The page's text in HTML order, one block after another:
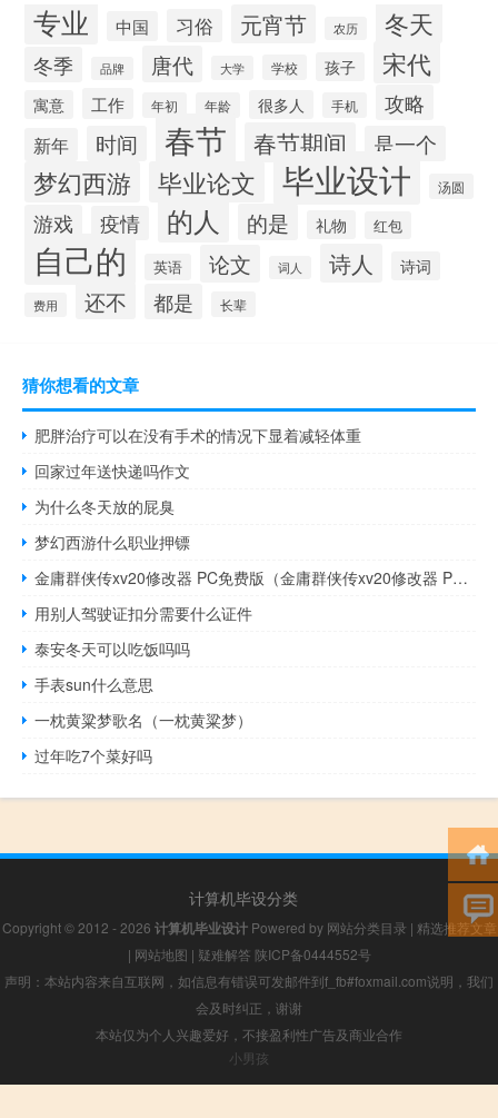
专业 中国 习俗 元宵节 农历 冬天
冬季 品牌 唐代 大学 学校 孩子 宋代
寓意 工作 年初 年龄 很多人 手机 攻略
新年 时间 春节 春节期间 是一个
梦幻西游 毕业论文 毕业设计 汤圆
游戏 疫情 的人 的是 礼物 红包
自己的 英语 论文 词人 诗人 诗词
费用 还不 都是 长辈
猜你想看的文章
肥胖治疗可以在没有手术的情况下显着减轻体重
回家过年送快递吗作文
为什么冬天放的屁臭
梦幻西游什么职业押镖
金庸群侠传xv20修改器 PC免费版（金庸群侠传xv20修改器 PC免费版功能简介）
用别人驾驶证扣分需要什么证件
泰安冬天可以吃饭吗吗
手表sun什么意思
一枕黄粱梦歌名（一枕黄粱梦）
过年吃7个菜好吗
计算机毕设分类
Copyright © 2012 - 2026 计算机毕业设计Powered by 网站分类目录 | 精选推荐文章
| 网站地图 | 疑难解答 陕ICP备0444552号
声明：本站内容来自互联网，如信息有错误可发邮件到f_fb#foxmail.com说明，我们
会及时纠正，谢谢
本站仅为个人兴趣爱好，不接盈利性广告及商业合作
小男孩